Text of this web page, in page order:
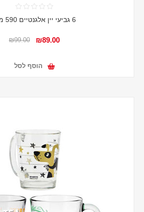
6 גביעי יין אלגנטיים 590 מ"ל
₪89.00
₪99.00
הוסף לסל